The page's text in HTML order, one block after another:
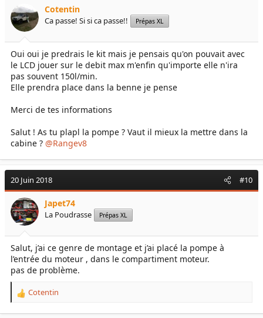
Cotentin
Ca passe! Si si ca passe!! Prépas XL
Oui oui je predrais le kit mais je pensais qu'on pouvait avec
le LCD jouer sur le debit max m'enfin qu'importe elle n'ira
pas souvent 150l/min.
Elle prendra place dans la benne je pense
Merci de tes informations
Salut ! As tu plapl la pompe ? Vaut il mieux la mettre dans la
cabine ? @Rangev8
20 Juin 2018 #10
Japet74
La Poudrasse Prépas XL
Salut, j’ai ce genre de montage et j’ai placé la pompe à
l’entrée du moteur , dans le compartiment moteur.
pas de problème.
R
Cotentin